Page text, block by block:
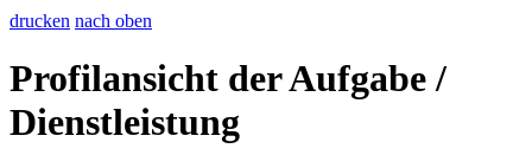
drucken nach oben
Profilansicht der Aufgabe /
Dienstleistung